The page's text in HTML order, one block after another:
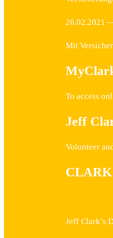
26.02.2021
Mit
To access
Jeff
Volunteer
CLARK
Jeff Clark’s